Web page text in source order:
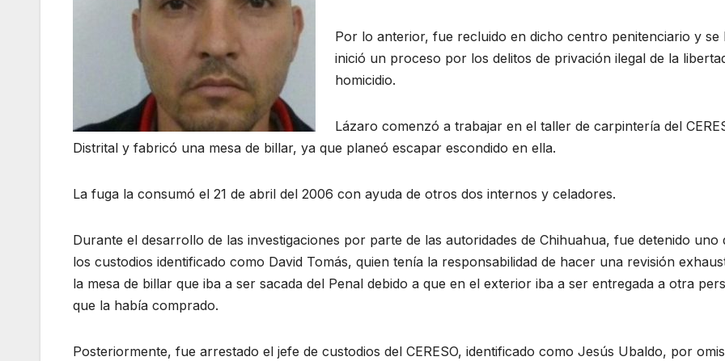
Por lo anterior, fue recluido en dicho centro penitenciario y se
inició un proceso por los delitos de privación ilegal de la
homicidio.
Lázaro comenzó a trabajar en el taller de carpintería del
Distrital y fabricó una mesa de billar, ya que planeó escapar escondido en ella.
La fuga la consumó el 21 de abril del 2006 con ayuda de otros dos internos y celadores.
Durante el desarrollo de las investigaciones por parte de las autoridades de Chihuahua, fue detenido uno
los custodios identificado como David Tomás, quien tenía la responsabilidad de hacer una revisión
la mesa de billar que iba a ser sacada del Penal debido a que en el exterior iba a ser entregada a otra
que la había comprado.
Posteriormente, fue arrestado el jefe de custodios del CERESO, identificado como Jesús Ubaldo, por